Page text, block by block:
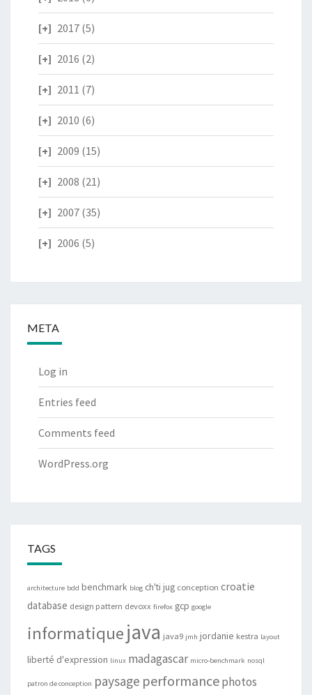
2017 (5)
2016 (2)
2011 (7)
2010 (6)
2009 (15)
2008 (21)
2007 (35)
2006 (5)
META
Log in
Entries feed
Comments feed
WordPress.org
TAGS
architecture bdd benchmark blog ch'ti jug conception croatie
database design pattern devoxx firefox gcp google
informatiquejava java9 jmh jordanie kestra layout
liberté d'expression linux madagascar micro-benchmark nosql
patron de conception paysage performancephotos